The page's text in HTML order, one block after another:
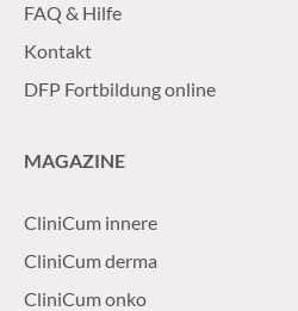
FAQ & Hilfe
Kontakt
DFP Fortbildung online
MAGAZINE
CliniCum innere
CliniCum derma
CliniCum onko